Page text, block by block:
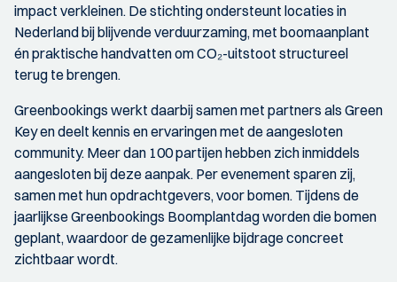
impact verkleinen. De stichting ondersteunt locaties in
Nederland bij blijvende verduurzaming, met boomaanplant
én praktische handvatten om CO₂-uitstoot structureel
terug te brengen.
Greenbookings werkt daarbij samen met partners als Green
Key en deelt kennis en ervaringen met de aangesloten
community. Meer dan 100 partijen hebben zich inmiddels
aangesloten bij deze aanpak. Per evenement sparen zij,
samen met hun opdrachtgevers, voor bomen. Tijdens de
jaarlijkse Greenbookings Boomplantdag worden die bomen
geplant, waardoor de gezamenlijke bijdrage concreet
zichtbaar wordt.